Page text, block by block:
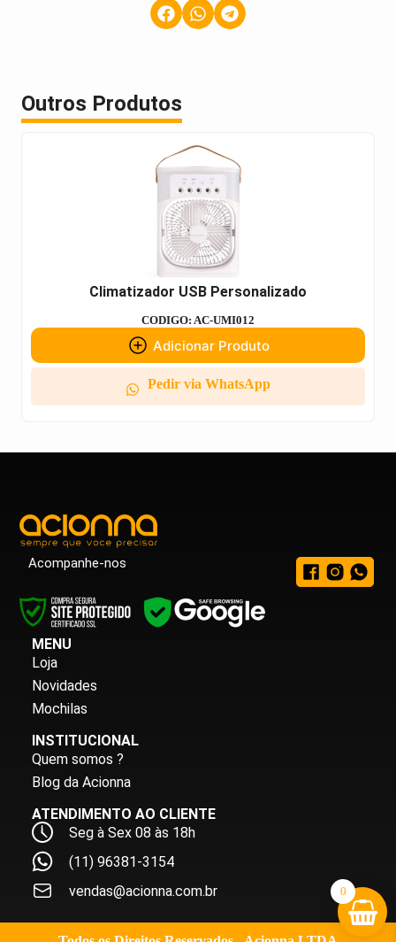
Outros Produtos
Climatizador USB Personalizado
CODIGO: AC-UMI012
Adicionar Produto
Pedir via WhatsApp
Acompanhe-nos
MENU
Loja
Novidades
Mochilas
INSTITUCIONAL
Quem somos ?
Blog da Acionna
ATENDIMENTO AO CLIENTE
Seg à Sex 08 às 18h
(11) 96381-3154
vendas@acionna.com.br
0